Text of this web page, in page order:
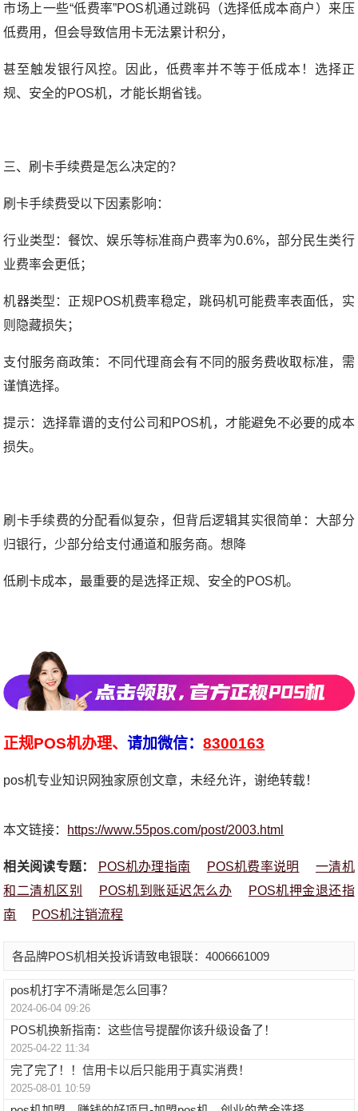
市场上一些“低费率”POS机通过跳码（选择低成本商户）来压
低费用，但会导致信用卡无法累计积分，
甚至触发银行风控。
因此，低费率并不等于低成本！选择正
规、安全的POS机，才能长期省钱。
三、刷卡手续费是怎么决定的？
刷卡手续费受以下因素影响：
行业类型：餐饮、娱乐等标准商户费率为0.6%，部分民生类行
业费率会更低；
机器类型：正规POS机费率稳定，跳码机可能费率表面低，实
则隐藏损失；
支付服务商政策：不同代理商会有不同的服务费收取标准，需
谨慎选择。
提示：选择靠谱的支付公司和POS机，才能避免不必要的成本
损失。
刷卡手续费的分配看似复杂，但背后逻辑其实很简单：大部分
归银行，少部分给支付通道和服务商。想降
低刷卡成本，最重要的是选择正规、安全的POS机。
正规POS机办理、请加微信：8300163
pos机专业知识网独家原创文章，未经允许，谢绝转载！
本文链接： https://www.55pos.com/post/2003.html
相关阅读专题： POS机办理指南 POS机费率说明
一清机
和二清机区别
POS机到账延迟怎么办
POS机押金退还指
南
POS机注销流程
各品牌POS机相关投诉请致电银联：4006661009
pos机打字不清晰是怎么回事？
2024-06-04 09:26
POS机换新指南：这些信号提醒你该升级设备了！
2025-04-22 11:34
完了完了！！信用卡以后只能用于真实消费！
2025-08-01 10:59